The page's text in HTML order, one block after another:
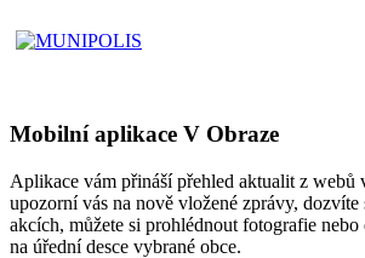
Mobilní aplikace V Obraze
Aplikace vám přináší přehled aktualit z webů
upozorní vás na nově vložené zprávy, dozvíte
akcích, můžete si prohlédnout fotografie
na úřední desce vybrané obce.